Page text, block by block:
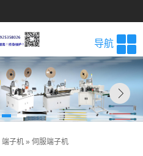
导航
端子机 » 伺服端子机